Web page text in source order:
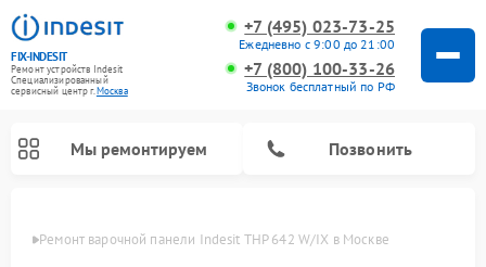
FIX-INDESIT
Ремонт устройств Indesit
Специализированный
cервисный центр г.Москва
+7 (495) 023-73-25
Ежедневно с 9:00 до 21:00
+7 (800) 100-33-26
Звонок бесплатный по РФ
Мы ремонтируем Позвонить
Ремонт варочной панели Indesit THP 642 W/IX в Москве